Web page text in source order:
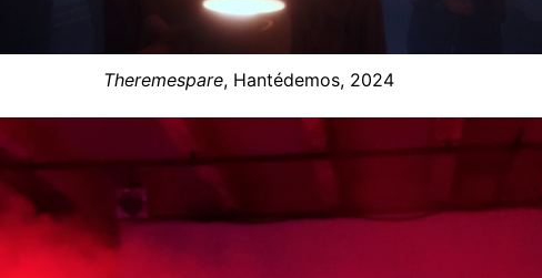
Theremespare, Hantédemos, 2024